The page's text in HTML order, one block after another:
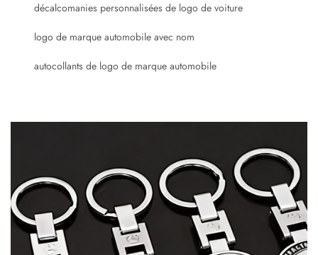
décalcomanies personnalisées de logo de voiture
logo de marque automobile avec nom
autocollants de logo de marque automobile